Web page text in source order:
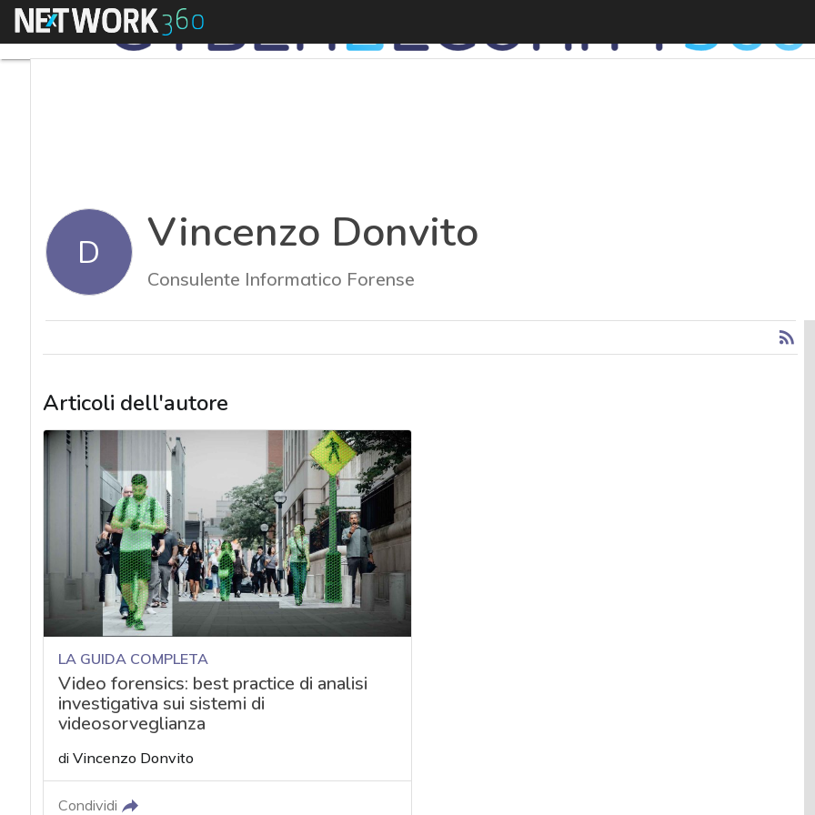
Menu
D Vincenzo Donvito
Consulente Informatico Forense
Articoli dell'autore
LA GUIDA COMPLETA
Video forensics: best practice di analisi
investigativa sui sistemi di
videosorveglianza
di Vincenzo Donvito
Condividi